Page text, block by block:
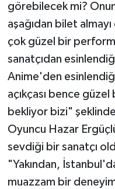
görebilecek mi?
aşağıdan bilet
çok güzel bir
sanatçıdan
Anime'den
açıkçası bence
bekliyor bizi"
Oyuncu Hazar
sevdiği bir sanatçı
"Yakından,
muazzam bir